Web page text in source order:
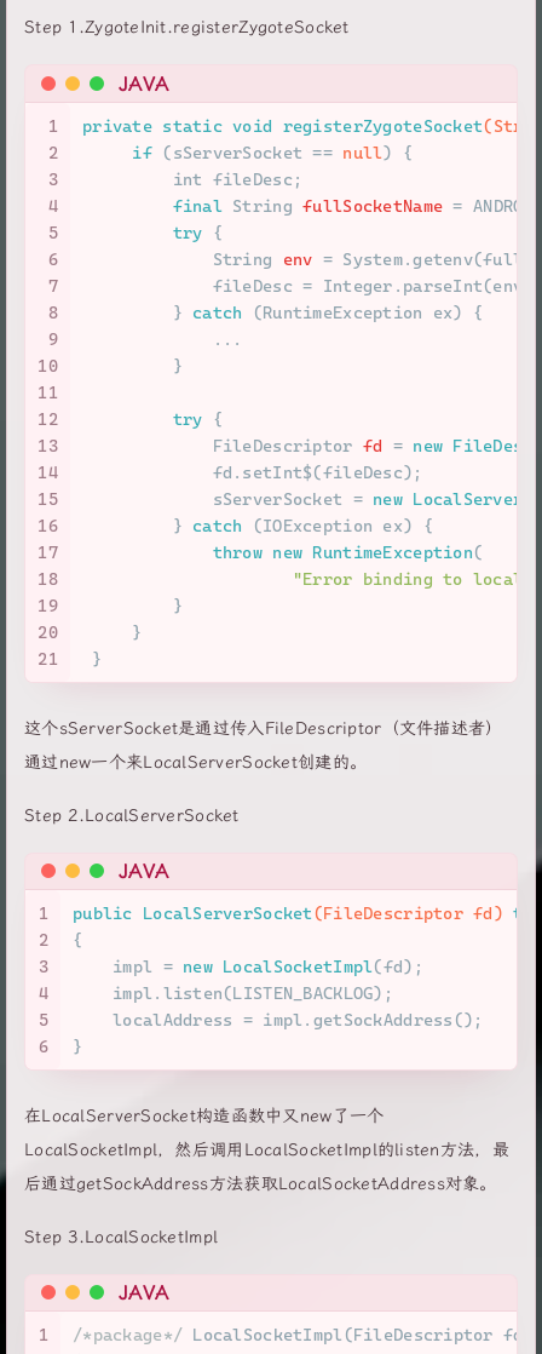
Step 1.ZygoteInit.registerZygoteSocket
JAVA
1
2
3
4
5
6
7
8
9
10
11
12
13
14
15
16
17
18
19
20
21
private static void registerZygoteSocket
if (sServerSocket == null) {
int fileDesc;
final String fullSocketName =
try {
String
env =
             fileDesc = Integer.parseInt(env);
         }
catch (RuntimeException ex) {
             ...
         }
try {
FileDescriptor fd = new
             fd.setInt$(fileDesc);
             sServerSocket =
new
         }
catch (IOException ex) {
throw new RuntimeException(
"Error binding to local
         }
     }
}
这个sServerSocket是通过传入FileDescriptor（文件描述者）
通过new一个来LocalServerSocket创建的。
Step 2.LocalServerSocket
JAVA
1
2
3
4
5
6
public LocalServerSocket(FileDescriptor fd)
{
    impl =
new LocalSocketImpl(fd);
    impl.listen(LISTEN_BACKLOG);
    localAddress = impl.getSockAddress();
}
在LocalServerSocket构造函数中又new了一个
LocalSocketImpl，然后调用LocalSocketImpl的listen方法，最
后通过getSockAddress方法获取LocalSocketAddress对象。
Step 3.LocalSocketImpl
JAVA
1
/*package*/ LocalSocketImpl(FileDescriptor